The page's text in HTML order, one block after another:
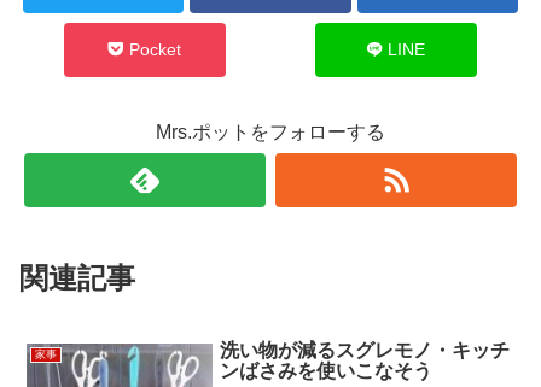
Pocket LINE
Mrs.ポットをフォローする
関連記事
家事
洗い物が減るスグレモノ・キッチ
ンばさみを使いこなそう